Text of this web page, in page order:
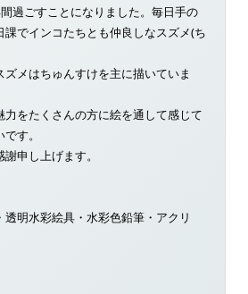
過ごすことになりました。毎日手の
でインコたちとも仲良しなスズメ(ち
メはちゅんすけを主に描いていま
をたくさんの方に絵を通して感じて
す。
申し上げます。
透明水彩絵具・水彩色鉛筆・アクリ